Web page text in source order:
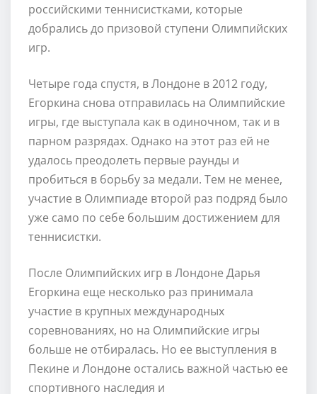
российскими теннисистками, которые
добрались до призовой ступени Олимпийских
игр.
Четыре года спустя, в Лондоне в 2012 году,
Егоркина снова отправилась на Олимпийские
игры, где выступала как в одиночном, так и в
парном разрядах. Однако на этот раз ей не
удалось преодолеть первые раунды и
пробиться в борьбу за медали. Тем не менее,
участие в Олимпиаде второй раз подряд было
уже само по себе большим достижением для
теннисистки.
После Олимпийских игр в Лондоне Дарья
Егоркина еще несколько раз принимала
участие в крупных международных
соревнованиях, но на Олимпийские игры
больше не отбиралась. Но ее выступления в
Пекине и Лондоне остались важной частью ее
спортивного наследия и